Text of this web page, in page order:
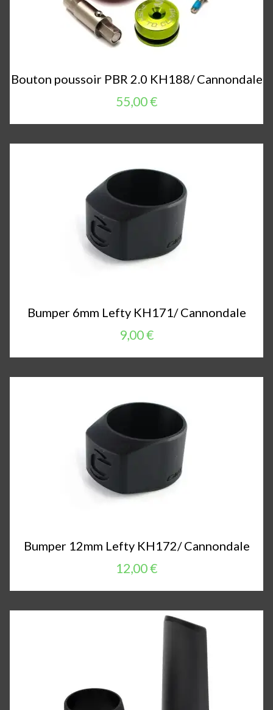
Bouton poussoir PBR 2.0 KH188/ Cannondale
55,00 €
Bumper 6mm Lefty KH171/ Cannondale
9,00 €
Bumper 12mm Lefty KH172/ Cannondale
12,00 €